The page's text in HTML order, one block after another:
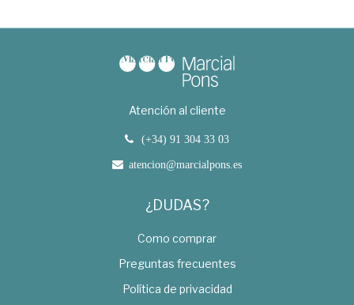
Atención al cliente
(+34) 91 304 33 03
atencion@marcialpons.es
¿DUDAS?
Como comprar
Preguntas frecuentes
Política de privacidad